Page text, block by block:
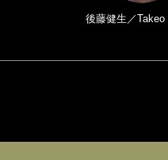
後藤健生／Takeo